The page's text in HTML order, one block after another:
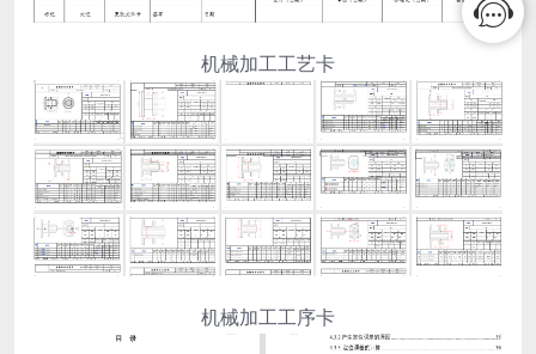
机械加工工艺卡
机械加工工序卡